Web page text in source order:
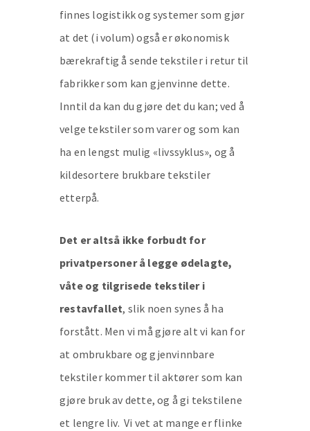
finnes logistikk og systemer som gjør
at det (i volum) også er økonomisk
bærekraftig å sende tekstiler i retur til
fabrikker som kan gjenvinne dette.
Inntil da kan du gjøre det du kan; ved å
velge tekstiler som varer og som kan
ha en lengst mulig «livssyklus», og å
kildesortere brukbare tekstiler
etterpå.
Det er altså ikke forbudt for
privatpersoner å legge ødelagte,
våte og tilgrisede tekstiler i
restavfallet, slik noen synes å ha
forstått. Men vi må gjøre alt vi kan for
at ombrukbare og gjenvinnbare
tekstiler kommer til aktører som kan
gjøre bruk av dette, og å gi tekstilene
et lengre liv. Vi vet at mange er flinke